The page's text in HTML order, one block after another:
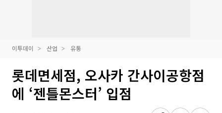
이투데이 산업 유통
롯데면세점, 오사카 간사이공항점
에 ‘젠틀몬스터’ 입점